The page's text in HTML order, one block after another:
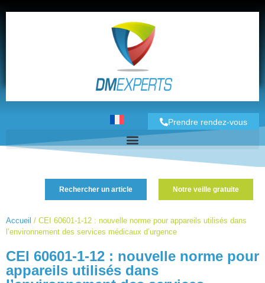
Prendre rendez-vous
Accueil / CEI 60601-1-12 : nouvelle norme pour appareils utilisés dans
l’environnement des services médicaux d’urgence
CEI 60601-1-12 : nouvelle norme pour
appareils utilisés dans
Rechercher un article Notre veille gratuite